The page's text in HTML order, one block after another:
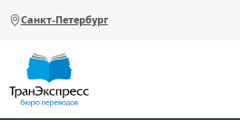
Санкт-Петербург